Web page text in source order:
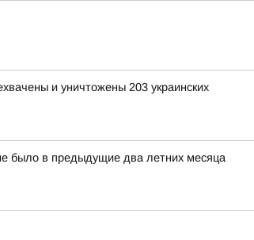
и уничтожены 203 украинских
было в предыдущие два летних месяца